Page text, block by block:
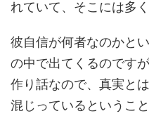
れていて、そこには多
彼自信が何者なのかと
の中で出てくるのです
作り話なので、真実と
混じっているというこ